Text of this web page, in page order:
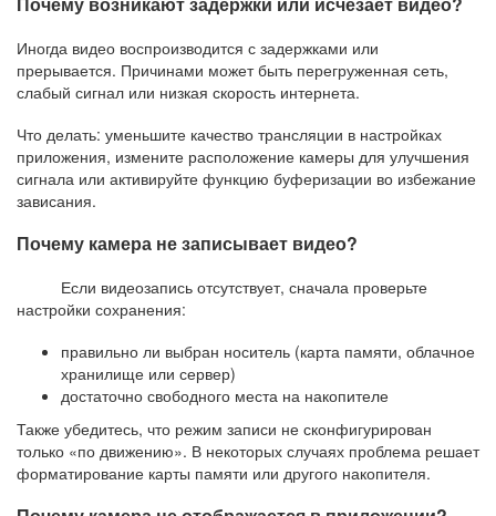
Иногда видео воспроизводится с задержками или
прерывается. Причинами может быть перегруженная сеть,
слабый сигнал или низкая скорость интернета.
Что делать: уменьшите качество трансляции в настройках
приложения, измените расположение камеры для улучшения
сигнала или активируйте функцию буферизации во избежание
зависания.
Почему камера не записывает видео?
Если видеозапись отсутствует, сначала проверьте
настройки сохранения:
правильно ли выбран носитель (карта памяти, облачное
хранилище или сервер)
достаточно свободного места на накопителе
Также убедитесь, что режим записи не сконфигурирован
только «по движению». В некоторых случаях проблема решает
форматирование карты памяти или другого накопителя.